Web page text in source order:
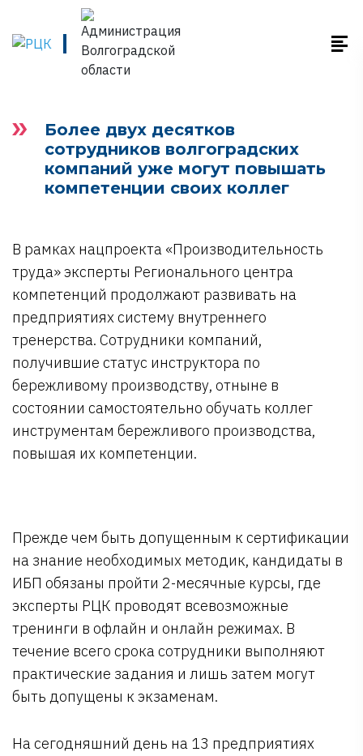
Более двух десятков
сотрудников волгоградских
компаний уже могут повышать
компетенции своих коллег
В рамках нацпроекта «Производительность
труда» эксперты Регионального центра
компетенций продолжают развивать на
предприятиях систему внутреннего
тренерства. Сотрудники компаний,
получившие статус инструктора по
бережливому производству, отныне в
состоянии самостоятельно обучать коллег
инструментам бережливого производства,
повышая их компетенции.
Прежде чем быть допущенным к сертификации
на знание необходимых методик, кандидаты в
ИБП обязаны пройти 2-месячные курсы, где
эксперты РЦК проводят всевозможные
тренинги в офлайн и онлайн режимах. В
течение всего срока сотрудники выполняют
практические задания и лишь затем могут
быть допущены к экзаменам.
На сегодняшний день на 13 предприятиях